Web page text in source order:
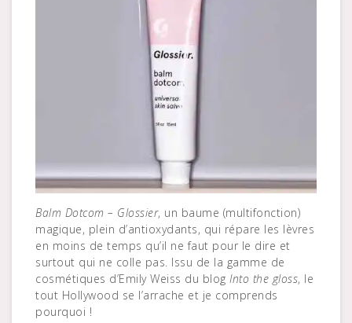
Balm Dotcom – Glossier, un baume (multifonction)
magique, plein d’antioxydants, qui répare les lèvres
en moins de temps qu’il ne faut pour le dire et
surtout qui ne colle pas. Issu de la gamme de
cosmétiques d’Emily Weiss du blog Into the gloss, le
tout Hollywood se l’arrache et je comprends
pourquoi !